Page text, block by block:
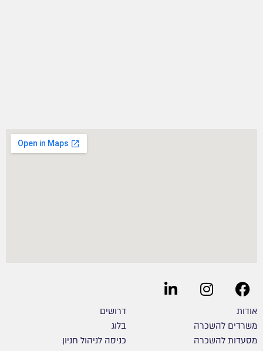
אודות
משרדים להשכרה
מסעדות להשכרה
דרושים
בלוג
כניסה לניהול חניון